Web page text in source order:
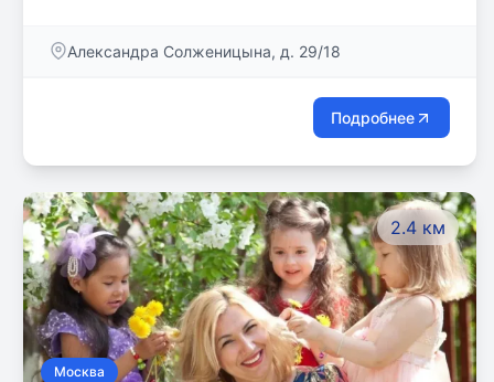
Александра Солженицына, д. 29/18
Подробнее
2.4 км
Москва